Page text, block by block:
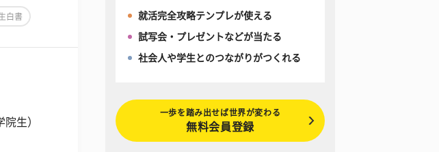
白書
生）
就活完全攻略テンプレが使える
試写会・プレゼントなどが当たる
社会人や学生とのつながりがつくれる
一歩を踏み出せば世界が変わる
無料会員登録